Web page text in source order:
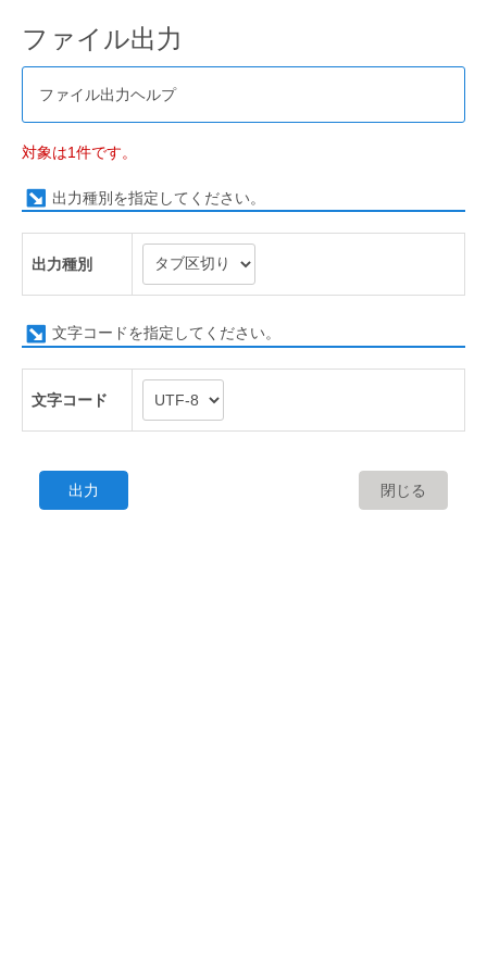
ファイル出力
ファイル出力ヘルプ
対象は1件です。
出力種別を指定してください。
出力種別
文字コードを指定してください。
文字コード